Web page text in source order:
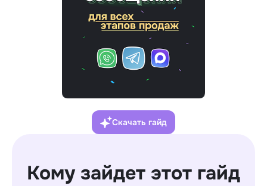
Скачать гайд
Кому зайдет этот гайд